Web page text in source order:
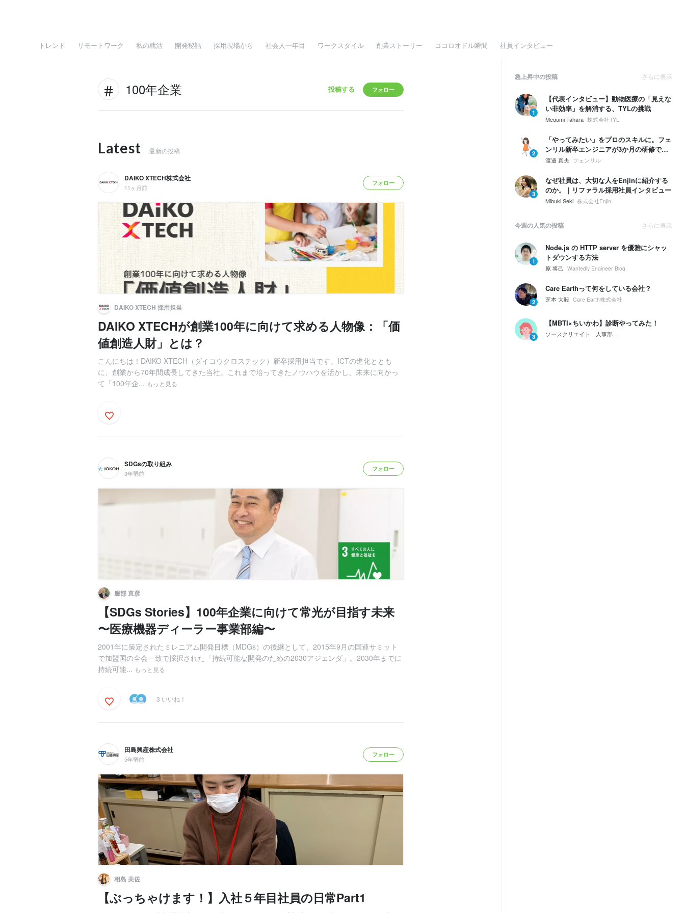
トレンド リモートワーク 私の就活 開発秘話 採用現場から 社会人一年目 ワークスタイル 創業ストーリー ココロオドル瞬間 社員インタビュー
100年企業 投稿する フォロー
Latest 最新の投稿
DAIKO XTECH株式会社
11ヶ月前
フォロー
DAIKO XTECH 採用担当
DAIKO XTECHが創業100年に向けて求める人物像：「価
値創造人財」とは？
こんにちは！DAIKO XTECH（ダイコウクロステック）新卒採用担当です。ICTの進化ととも
に、創業から70年間成長してきた当社。これまで培ってきたノウハウを活かし、未来に向かっ
て「100年企... もっと見る
SDGsの取り組み
3年弱前
フォロー
服部 直彦
【SDGs Stories】100年企業に向けて常光が目指す未来
〜医療機器ディーラー事業部編〜
2001年に策定されたミレニアム開発目標（MDGs）の後継として、2015年9月の国連サミット
で加盟国の全会一致で採択された「持続可能な開発のための2030アジェンダ」。2030年までに
持続可能... もっと見る
3 いいね！
田島興産株式会社
5年弱前
フォロー
相島 美佐
【ぶっちゃけます！】入社５年目社員の日常Part1
急上昇中の投稿 さらに表示
1
【代表インタビュー】動物医療の「見えな
い非効率」を解消する、TYLの挑戦
Megumi Tahara 株式会社TYL
2
「やってみたい」をプロのスキルに。フェ
ンリル新卒エンジニアが3か月の研修でつ
かんだ成長のリアル
渡邊 真央 フェンリル
3
なぜ社員は、大切な人をEnjinに紹介する
のか。｜リファラル採用社員インタビュー
Mibuki Seki 株式会社Enjin
今週の人気の投稿 さらに表示
1
Node.js の HTTP server を優雅にシャッ
トダウンする方法
原 将己 Wantedly Engineer Blog
2
Care Earthって何をしている会社？
芝本 大毅 Care Earth株式会社
3
【MBTI×ちいかわ】診断やってみた！
ソースクリエイト 人事部会社紹介｜ソースクリエイ